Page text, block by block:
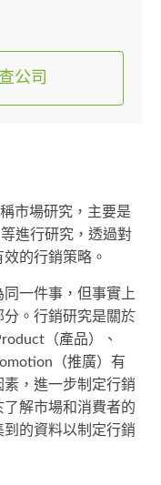
公司
市場研究，主要是
進行研究，透過對
的行銷策略。
一件事，但事實上
。行銷研究是關於
（產品）、
（推廣）有
，進一步制定行銷
解市場和消費者的
的資料以制定行銷